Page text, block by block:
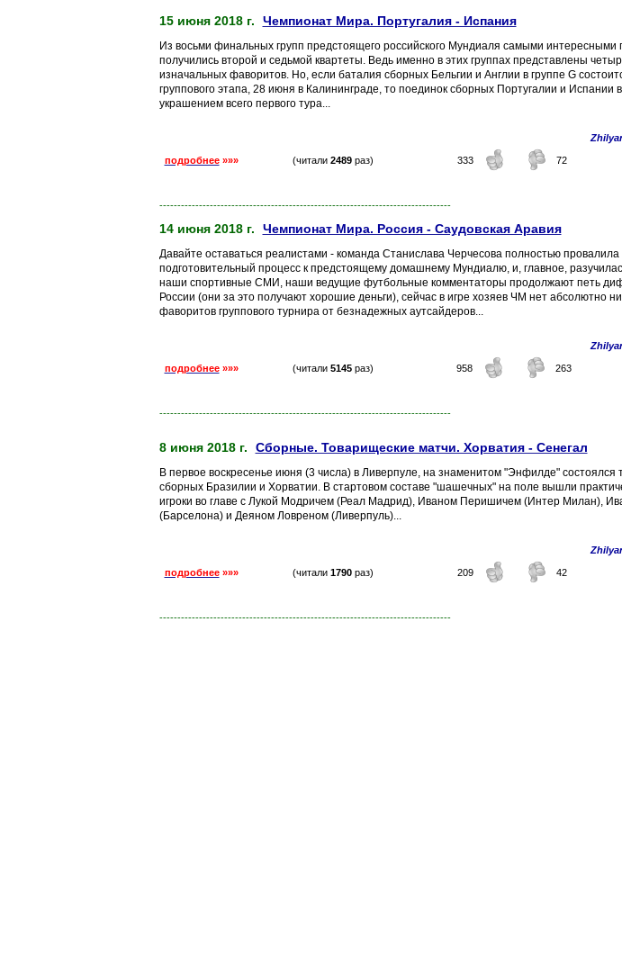
15 июня 2018 г. Чемпионат Мира. Португалия - Испания
Из восьми финальных групп предстоящего российского Мундиаля самыми интересными
получились второй и седьмой квартеты. Ведь именно в этих группах представлены
изначальных фаворитов. Но, если баталия сборных Бельгии и Англии в группе G
группового этапа, 28 июня в Калининграде, то поединок сборных Португалии и Испании
украшением всего первого тура...
подробнее »»» (читали 2489раз) 333 72
---------------------------------------------------------------------------------
14 июня 2018 г. Чемпионат Мира. Россия - Саудовская Аравия
Давайте оставаться реалистами - команда Станислава Черчесова полностью провалила
подготовительный процесс к предстоящему домашнему Мундиалю, и, главное,
наши спортивные СМИ, наши ведущие футбольные комментаторы продолжают петь
России (они за это получают хорошие деньги), сейчас в игре хозяев ЧМ нет абсолютно
фаворитов группового турнира от безнадежных аутсайдеров...
подробнее »»» (читали 5145раз) 958 263
---------------------------------------------------------------------------------
8 июня 2018 г. Сборные. Товарищеские матчи. Хорватия - Сенегал
В первое воскресенье июня (3 числа) в Ливерпуле, на знаменитом "Энфилде" состоялся
сборных Бразилии и Хорватии. В стартовом составе "шашечных" на поле вышли
игроки во главе с Лукой Модричем (Реал Мадрид), Иваном Перишичем (Интер Милан),
(Барселона) и Деяном Ловреном (Ливерпуль)...
подробнее »»» (читали 1790раз) 209 42
---------------------------------------------------------------------------------